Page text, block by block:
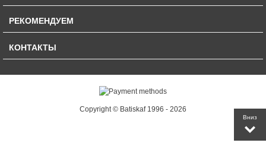
Вниз
РЕКОМЕНДУЕМ
КОНТАКТЫ
Copyright © Batiskaf 1996 - 2026